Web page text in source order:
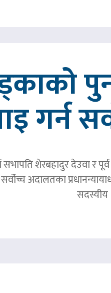
गर्न
सभापति शेरबहादुर देउवा र
अदालतका
सदस्यीय